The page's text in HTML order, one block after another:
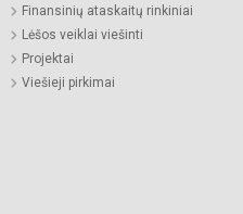
Finansinių ataskaitų rinkiniai
Lėšos veiklai viešinti
Projektai
Viešieji pirkimai